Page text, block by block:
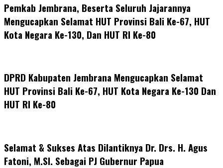
Pemkab Jembrana, Beserta Seluruh Jajarannya
Mengucapkan Selamat HUT Provinsi Bali Ke-67, HUT
Kota Negara Ke-130, Dan HUT RI Ke-80
DPRD Kabupaten Jembrana Mengucapkan Selamat
HUT Provinsi Bali Ke-67, HUT Kota Negara Ke-130 Dan
HUT RI Ke-80
Selamat & Sukses Atas Dilantiknya Dr. Drs. H. Agus
Fatoni, M.SI. Sebagai PJ Gubernur Papua